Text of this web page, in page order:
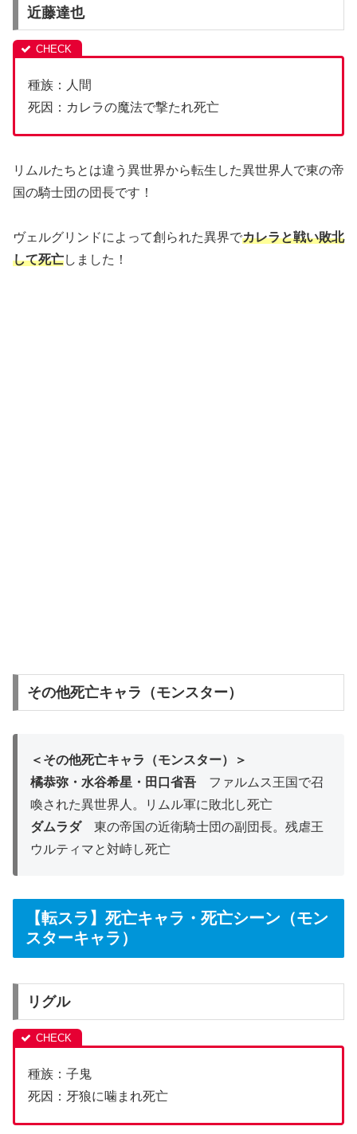
近藤達也
種族：人間
死因：カレラの魔法で撃たれ死亡
リムルたちとは違う異世界から転生した異世界人で東の帝
国の騎士団の団長です！
ヴェルグリンドによって創られた異界でカレラと戦い敗北
して死亡しました！
その他死亡キャラ（モンスター）
＜その他死亡キャラ（モンスター）＞
橘恭弥・水谷希星・田口省吾 ファルムス王国で召
喚された異世界人。リムル軍に敗北し死亡
ダムラダ東の帝国の近衛騎士団の副団長。残虐王
ウルティマと対峙し死亡
【転スラ】死亡キャラ・死亡シーン（モン
スターキャラ）
リグル
種族：子鬼
死因：牙狼に噛まれ死亡